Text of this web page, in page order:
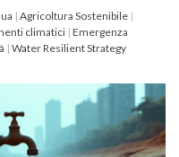
| Agricoltura Sostenibile |
climatici | Emergenza
| Water Resilient Strategy